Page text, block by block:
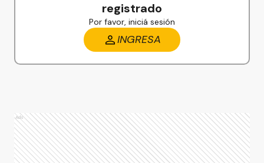
registrado
Por favor, iniciá sesión
INGRESA
Ads